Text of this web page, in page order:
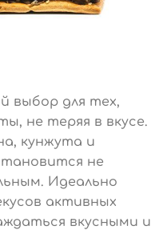
выбор для тех,
не теряя в вкусе.
кунжута и
не
Идеально
активных
вкусными и